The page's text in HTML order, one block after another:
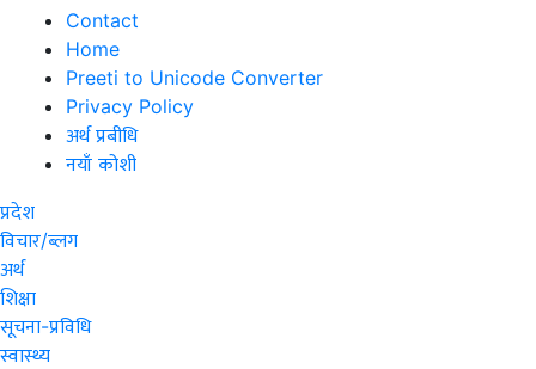
Contact
Home
Preeti to Unicode Converter
Privacy Policy
अर्थ प्रबीधि
नयाँ कोशी
प्रदेश
विचार/ब्लग
अर्थ
शिक्षा
सूचना-प्रविधि
स्वास्थ्य